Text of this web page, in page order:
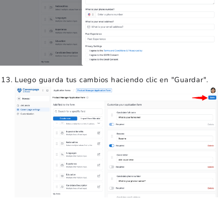
Luego guarda tus cambios haciendo clic en "Guardar".